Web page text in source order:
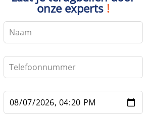
onze experts !
Leave
this
blank